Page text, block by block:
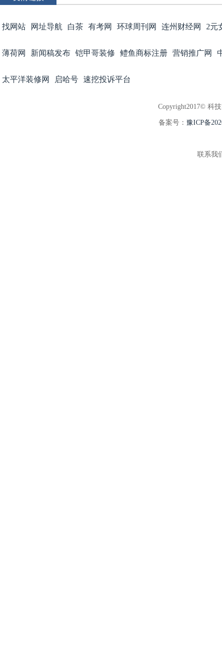
找网站 网址导航 白茶 有考网 环球周刊网 连州财经网 2元
薄荷网 新闻稿发布 铠甲哥装修 鳢鱼商标注册 营销推广网
太平洋装修网 启哈号 速挖投诉平台
Copyright2017© 科
备案号： 豫ICP备
联系我